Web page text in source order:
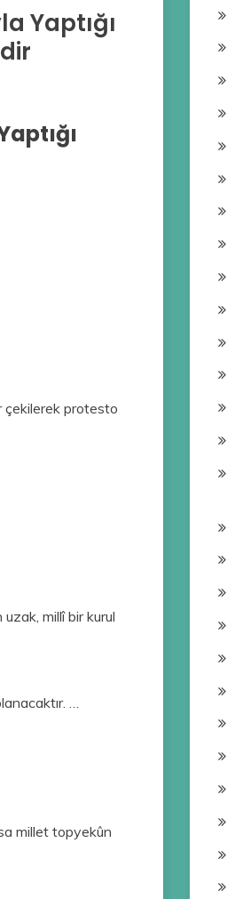
Yaptığı
çekilerek protesto
uzak, millî bir kurul
…
millet topyekûn